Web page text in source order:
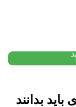
بدانند